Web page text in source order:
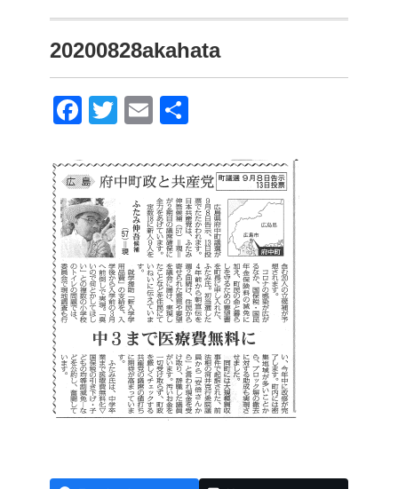
20200828akahata
F
c
e
b
o
o
k
T
tt
er
E
ail